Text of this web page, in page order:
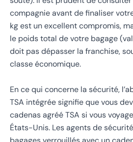
compagnie avant de finaliser
kg est un excellent compromis,
le poids total de votre bagage
doit pas dépasser la franchise,
classe économique.
En ce qui concerne la sécurité,
TSA intégrée signifie que vous
cadenas agréé TSA si vous
États-Unis. Les agents de